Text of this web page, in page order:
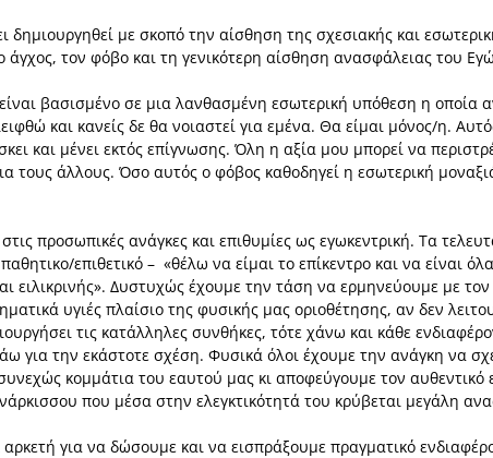
δημιουργηθεί με σκοπό την αίσθηση της σχεσιακής και
άγχος, τον φόβο και τη γενικότερη αίσθηση ανασφάλειας του
βασισμένο σε μια λανθασμένη εσωτερική υπόθεση η οποία
και κανείς δε θα νοιαστεί για εμένα. Θα είμαι μόνος/η.
και μένει εκτός επίγνωσης. Όλη η αξία μου μπορεί να
άλλους. Όσο αυτός ο φόβος καθοδηγεί η εσωτερική
προσωπικές ανάγκες και επιθυμίες ως εγωκεντρική. Τα
παθητικο/επιθετικό – «θέλω να είμαι το επίκεντρο και να
ειλικρινής». Δυστυχώς έχουμε την τάση να ερμηνεύουμε με
υγιές πλαίσιο της φυσικής μας οριοθέτησης, αν δεν
τις κατάλληλες συνθήκες, τότε χάνω και κάθε
για την εκάστοτε σχέση. Φυσικά όλοι έχουμε την ανάγκη να
κομμάτια του εαυτού μας κι αποφεύγουμε τον αυθεντικό
που μέσα στην ελεγκτικότητά του κρύβεται μεγάλη
για να δώσουμε και να εισπράξουμε πραγματικό